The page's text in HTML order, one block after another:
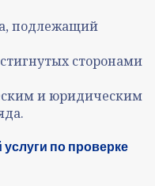
подлежащий
сторонами
и юридическим
по проверке